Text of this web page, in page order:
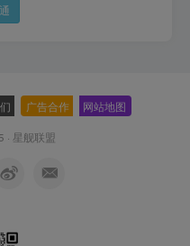
广告合作 网站地图
· 星舰联盟